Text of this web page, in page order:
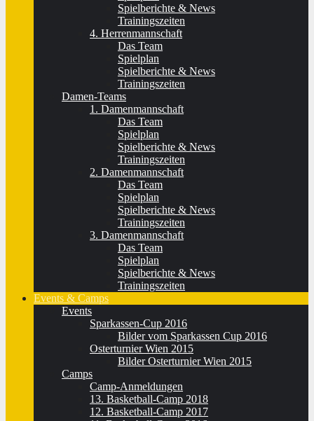
Spielberichte & News
Trainingszeiten
4. Herrenmannschaft
Das Team
Spielplan
Spielberichte & News
Trainingszeiten
Damen-Teams
1. Damenmannschaft
Das Team
Spielplan
Spielberichte & News
Trainingszeiten
2. Damenmannschaft
Das Team
Spielplan
Spielberichte & News
Trainingszeiten
3. Damenmannschaft
Das Team
Spielplan
Spielberichte & News
Trainingszeiten
Events & Camps
Events
Sparkassen-Cup 2016
Bilder vom Sparkassen Cup 2016
Osterturnier Wien 2015
Bilder Osterturnier Wien 2015
Camps
Camp-Anmeldungen
13. Basketball-Camp 2018
12. Basketball-Camp 2017